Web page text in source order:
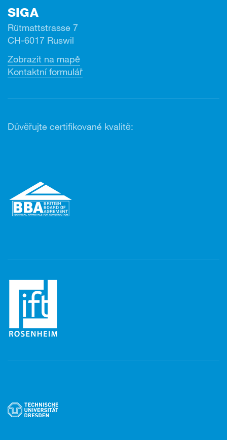
SIGA
Rütmattstrasse 7
CH-6017 Ruswil
Zobrazit na mapě
Kontaktní formulář
Důvěřujte certifikované kvalitě: